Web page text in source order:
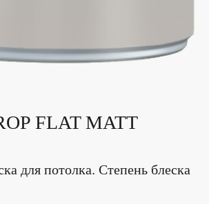
FLAT MATT
для потолка. Степень блеска